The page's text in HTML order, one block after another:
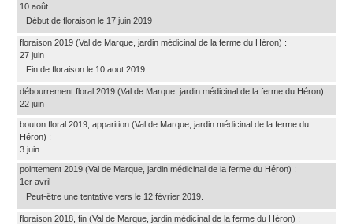
10 août
Début de floraison le 17 juin 2019
floraison 2019 (Val de Marque, jardin médicinal de la ferme du Héron) :
27 juin
Fin de floraison le 10 aout 2019
débourrement floral 2019 (Val de Marque, jardin médicinal de la ferme du Héron) :
22 juin
bouton floral 2019, apparition (Val de Marque, jardin médicinal de la ferme du
Héron) :
3 juin
pointement 2019 (Val de Marque, jardin médicinal de la ferme du Héron) :
1er avril
Peut-être une tentative vers le 12 février 2019.
floraison 2018, fin (Val de Marque, jardin médicinal de la ferme du Héron) :